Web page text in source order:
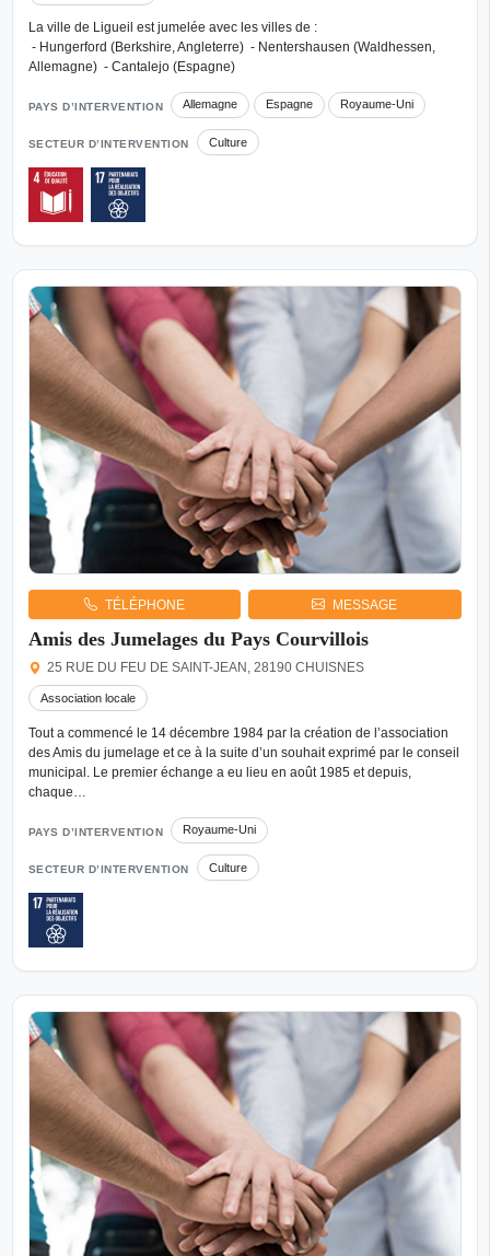
La ville de Ligueil est jumelée avec les villes de :
- Hungerford (Berkshire, Angleterre) - Nentershausen (Waldhessen,
Allemagne) - Cantalejo (Espagne)
PAYS D’INTERVENTION Allemagne Espagne Royaume-Uni
SECTEUR D’INTERVENTION Culture
TÉLÉPHONE MESSAGE
Amis des Jumelages du Pays Courvillois
25 RUE DU FEU DE SAINT-JEAN, 28190 CHUISNES
Association locale
Tout a commencé le 14 décembre 1984 par la création de l’association
des Amis du jumelage et ce à la suite d’un souhait exprimé par le conseil
municipal. Le premier échange a eu lieu en août 1985 et depuis,
chaque…
PAYS D’INTERVENTION Royaume-Uni
SECTEUR D’INTERVENTION Culture